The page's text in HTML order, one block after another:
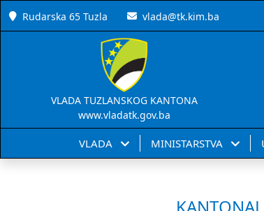
Rudarska 65 Tuzla vlada@tk.kim.ba
VLADA TUZLANSKOG KANTONA
www.vladatk.gov.ba
VLADA MINISTARSTVA